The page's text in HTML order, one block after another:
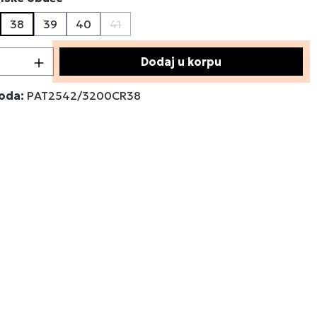
38 39 40 41
(Ova opcija trenutno nije dostupna.)
proizvoda: Unesite željenu količinu ili
Dodaj u korpu
PAT2542/3200CR38